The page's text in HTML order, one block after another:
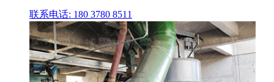
联系电话: 180 3780 8511